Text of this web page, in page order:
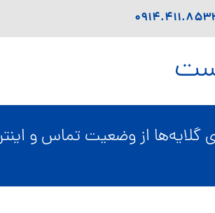
گلایه‌ها از وضعیت تماس و